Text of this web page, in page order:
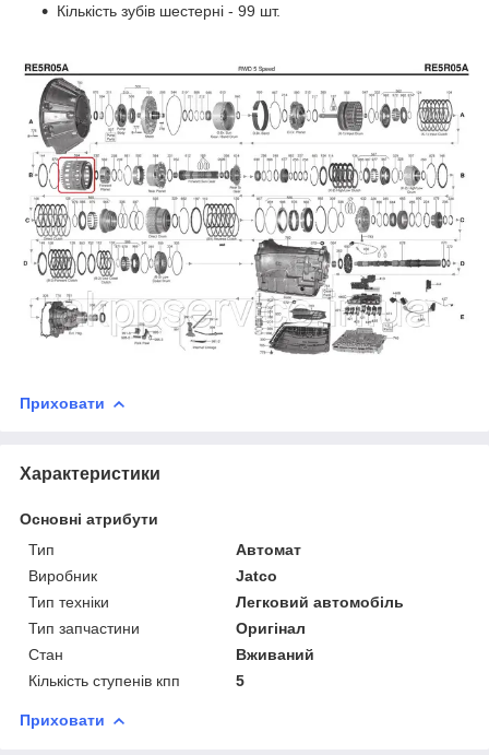
Кількість зубів шестерні - 99 шт.
Приховати
Характеристики
Основні атрибути
Тип
Автомат
Виробник
Jatco
Тип техніки
Легковий автомобіль
Тип запчастини
Оригінал
Стан
Вживаний
Кількість ступенів кпп
5
Приховати